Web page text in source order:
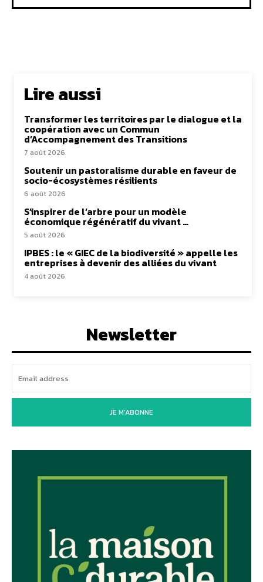
Lire aussi
Transformer les territoires par le dialogue et la
coopération avec un Commun
d’Accompagnement des Transitions
7 août 2026
Soutenir un pastoralisme durable en faveur de
socio-écosystèmes résilients
6 août 2026
S’inspirer de l’arbre pour un modèle
économique régénératif du vivant …
5 août 2026
IPBES : le « GIEC de la biodiversité » appelle les
entreprises à devenir des alliées du vivant
4 août 2026
Newsletter
JE M'ABONNE